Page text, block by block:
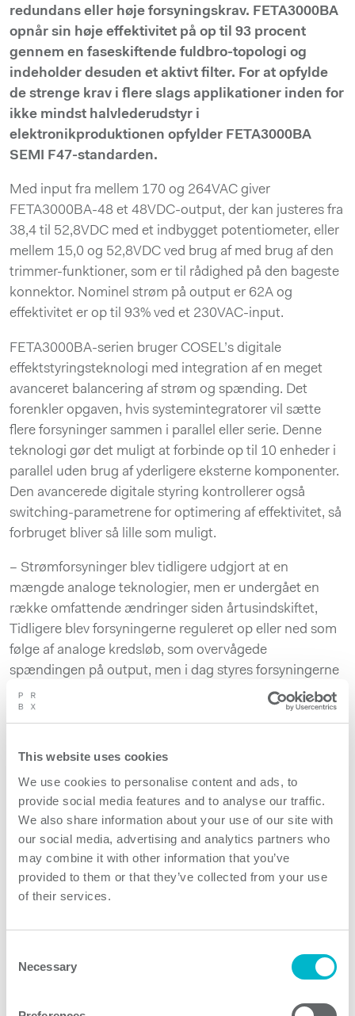
This website uses cookies
We use cookies to personalise content and ads, to
provide social media features and to analyse our traffic.
We also share information about your use of our site with
our social media, advertising and analytics partners who
may combine it with other information that you’ve
provided to them or that they’ve collected from your use
of their services.
Selection
Necessary
redundans eller høje forsyningskrav. FETA3000BA
opnår sin høje effektivitet på op til 93 procent
gennem en faseskiftende fuldbro-topologi og
indeholder desuden et aktivt filter. For at opfylde
de strenge krav i flere slags applikationer inden for
ikke mindst halvlederudstyr i
elektronikproduktionen opfylder FETA3000BA
SEMI F47-standarden.
Med input fra mellem 170 og 264VAC giver
FETA3000BA-48 et 48VDC-output, der kan justeres fra
38,4 til 52,8VDC med et indbygget potentiometer, eller
mellem 15,0 og 52,8VDC ved brug af med brug af den
trimmer-funktioner, som er til rådighed på den bageste
konnektor. Nominel strøm på output er 62A og
effektivitet er op til 93% ved et 230VAC-input.
FETA3000BA-serien bruger COSEL’s digitale
effektstyringsteknologi med integration af en meget
avanceret balancering af strøm og spænding. Det
forenkler opgaven, hvis systemintegratorer vil sætte
flere forsyninger sammen i parallel eller serie. Denne
teknologi gør det muligt at forbinde op til 10 enheder i
parallel uden brug af yderligere eksterne komponenter.
Den avancerede digitale styring kontrollerer også
switching-parametrene for optimering af effektivitet, så
forbruget bliver så lille som muligt.
– Strømforsyninger blev tidligere udgjort at en
mængde analoge teknologier, men er undergået en
række omfattende ændringer siden årtusindskiftet,
Tidligere blev forsyningerne reguleret op eller ned som
følge af analoge kredsløb, som overvågede
spændingen på output, men i dag styres forsyningerne
digitalt af mikroprocessorer og software. Cosel
begyndte at udvikle sin egen digitale styringsteknologi
styringer i de analoge kredsløb har Cosel realiseret
som også den nyeste FETA3000BA-forsyning får den
fulde fordel af, siger Mr. Todo, COSEL’s Manager for
Unit Standard Design Department.
FETA3000BA opfylder halvlederproducenternes
standard, SEMI F47, som kræver, at udstyr til
netforsyningslinierne.
For at reducere hørbar støj er FETA3000BA-serien
automatisk justeres til optimal køling i specifikke